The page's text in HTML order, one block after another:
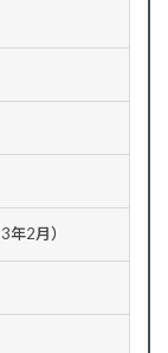
2月）